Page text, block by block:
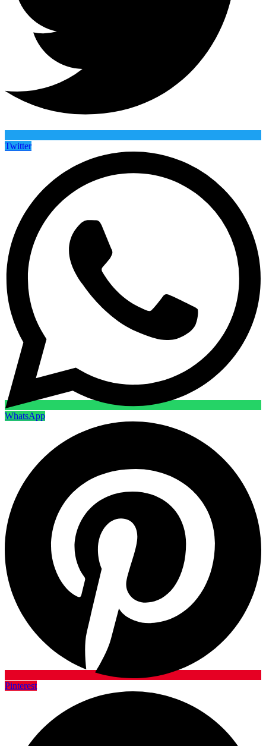
Twitter
WhatsApp
Pinterest